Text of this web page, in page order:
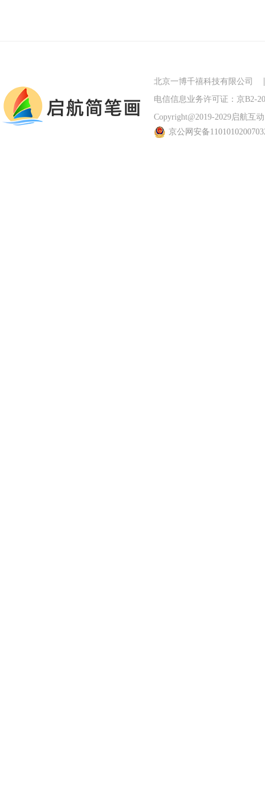
北京一博千禧科技有限公司
电信信息业务许可证：京B2-
Copyright@2019-2029启航互
京公网安备